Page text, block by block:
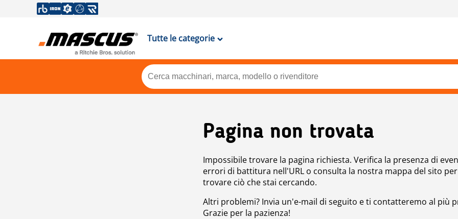
Tutte le categorie
Pagina non trovata
Impossibile trovare la pagina richiesta. Verifica la presenza di
errori di battitura nell'URL o consulta la nostra mappa del sito per
trovare ciò che stai cercando.
Altri problemi? Invia un'e-mail di seguito e ti contatteremo al più
Grazie per la pazienza!